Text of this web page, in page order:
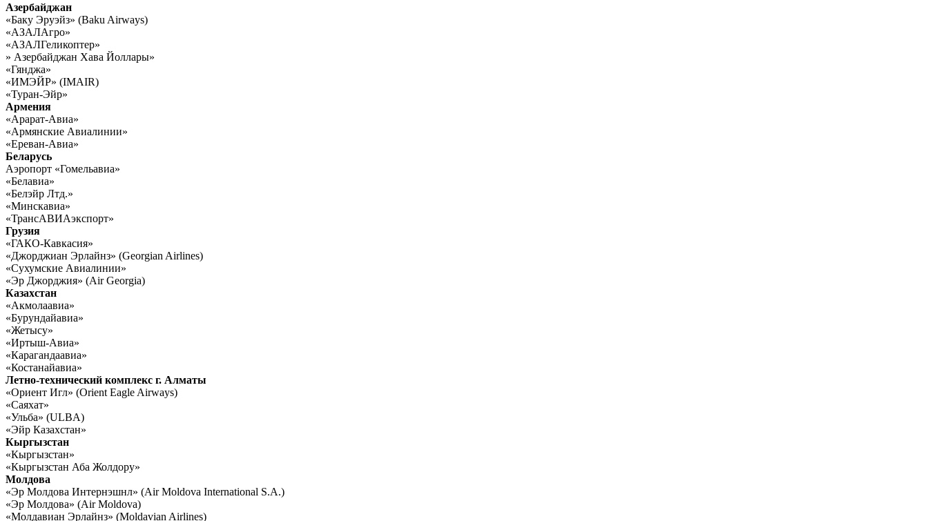
Азербайджан
«Баку Эруэйз» (Baku Airways)
«АЗАЛАгро»
«АЗАЛГеликоптер»
» Азербайджан Хава Йоллары»
«Гянджа»
«ИМЭЙР» (IMAIR)
«Туран-Эйр»
Армения
«Арарат-Авиа»
«Армянские Авиалинии»
«Ереван-Авиа»
Беларусь
Аэропорт «Гомельавиа»
«Белавиа»
«Белэйр Лтд.»
«Минскавиа»
«ТрансАВИАэкспорт»
Грузия
«ГАКО-Кавкасия»
«Джорджиан Эрлайнз» (Georgian Airlines)
«Сухумские Авиалинии»
«Эр Джорджия» (Air Georgia)
Казахстан
«Акмолаавиа»
«Бурундайавиа»
«Жетысу»
«Иртыш-Авиа»
«Карагандаавиа»
«Костанайавиа»
Летно-технический комплекс г. Алматы
«Ориент Игл» (Orient Eagle Airways)
«Саяхат»
«Ульба» (ULBA)
«Эйр Казахстан»
Кыргызстан
«Кыргызстан»
«Кыргызстан Аба Жолдору»
Молдова
«Эр Молдова Интернэшнл» (Air Moldova International S.A.)
«Эр Молдова» (Air Moldova)
«Молдавиан Эрлайнз» (Moldavian Airlines)